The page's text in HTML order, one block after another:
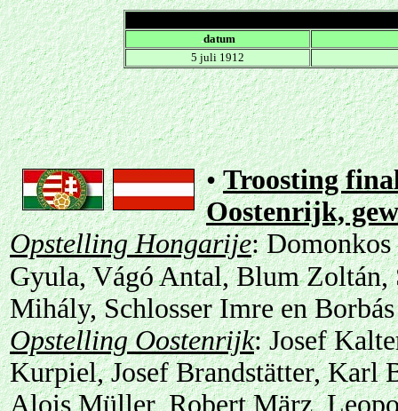
.datum
5 juli 1912
•Troosting
Oostenrijk,
Opstelling Hongarije:
Gyula, Vágó Antal, Blum Zoltán,
Mihály, Schlosser Imre en Borbás
Opstelling Oostenrijk: Josef
Kurpiel, Josef Brandstätter, Karl
Alois Müller, Robert März,